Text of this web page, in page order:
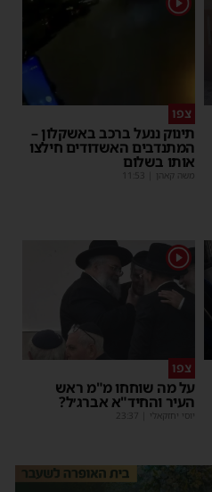
תינוק ננעל ברכב באשקלון –
המתנדבים האשדודים חילצו
אותו בשלום
משה קאהן |
11:53
1
על מה שוחחו מ"מ ראש
העיר והחיד"א אברג׳ל?
יוסי יחזקאלי |
23:37